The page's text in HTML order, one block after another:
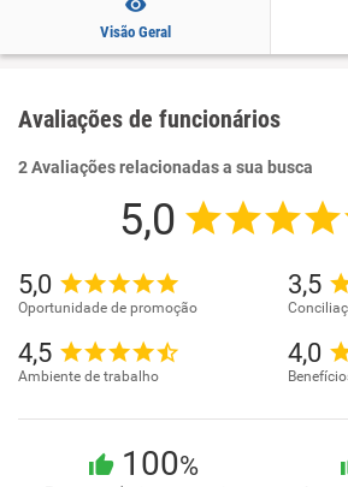
Visão Geral
Avaliações de funcionários
2 Avaliações relacionadas a sua busca
5,0
5,0
Oportunidade de promoção
3,5
4,5
Ambiente de trabalho
4,0
100%